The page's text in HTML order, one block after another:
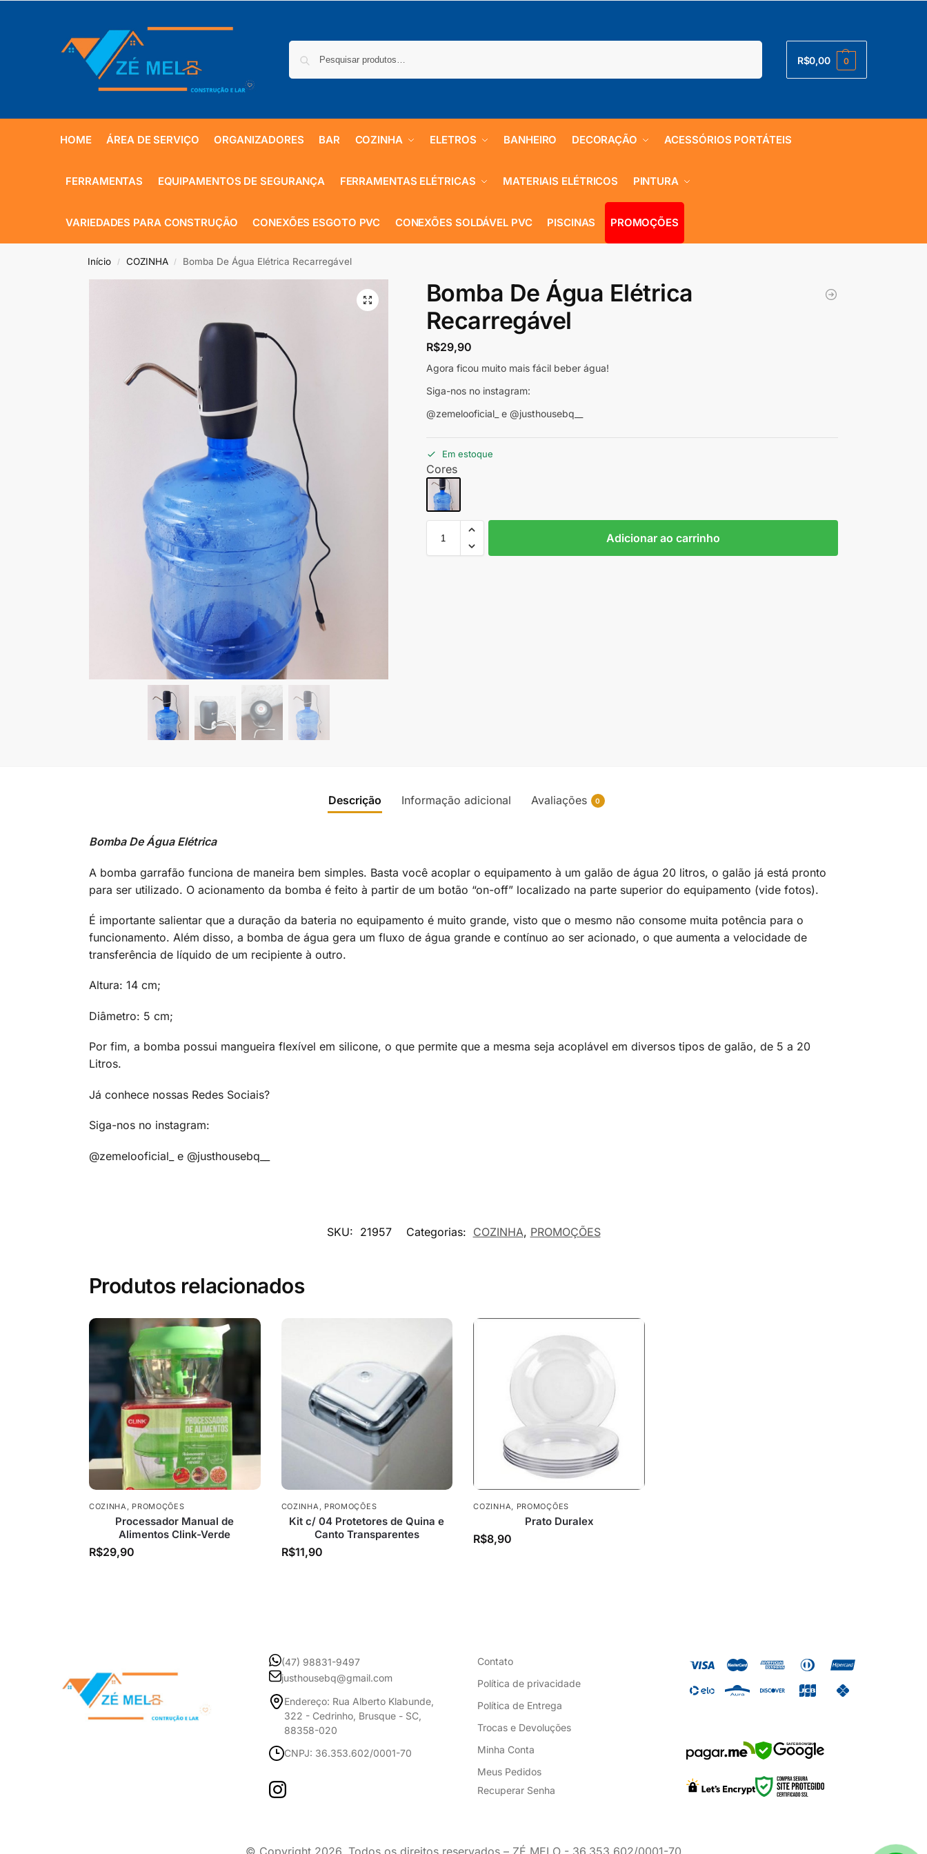
R$0,00 0
HOME ÁREA DE SERVIÇO ORGANIZADORES BAR COZINHA ELETROS BANHEIRO DECORAÇÃO ACESSÓRIOS PORTÁTEIS
FERRAMENTAS EQUIPAMENTOS DE SEGURANÇA FERRAMENTAS ELÉTRICAS MATERIAIS ELÉTRICOS PINTURA
VARIEDADES PARA CONSTRUÇÃO CONEXÕES ESGOTO PVC CONEXÕES SOLDÁVEL PVC PISCINAS PROMOÇÕES
Início / COZINHA / Bomba De Água Elétrica Recarregável
Bomba De Água Elétrica
Recarregável
R$29,90
Agora ficou muito mais fácil beber água!
Siga-nos no instagram:
@zemelooficial_ e @justhousebq__
Em estoque
Cores
Adicionar ao carrinho
Descrição Informação adicional Avaliações 0
Bomba De Água Elétrica
A bomba garrafão funciona de maneira bem simples. Basta você acoplar o equipamento à um galão de água 20 litros, o galão já está pronto
para ser utilizado. O acionamento da bomba é feito à partir de um botão “on-off” localizado na parte superior do equipamento (vide fotos).
É importante salientar que a duração da bateria no equipamento é muito grande, visto que o mesmo não consome muita potência para o
funcionamento. Além disso, a bomba de água gera um fluxo de água grande e contínuo ao ser acionado, o que aumenta a velocidade de
transferência de líquido de um recipiente à outro.
Altura: 14 cm;
Diâmetro: 5 cm;
Por fim, a bomba possui mangueira flexível em silicone, o que permite que a mesma seja acoplável em diversos tipos de galão, de 5 a 20
Litros.
Já conhece nossas Redes Sociais?
Siga-nos no instagram:
@zemelooficial_ e @justhousebq__
SKU: 21957 Categorias: COZINHA, PROMOÇÕES
Produtos relacionados
COZINHA PROMOÇÕES
Processador Manual de
Alimentos Clink-Verde
R$29,90
COZINHA PROMOÇÕES
Kit c/ 04 Protetores de Quina e
Canto Transparentes
R$11,90
COZINHA PROMOÇÕES
Prato Duralex
R$8,90
(47) 98831-9497
justhousebq@gmail.com
Endereço: Rua Alberto Klabunde,
322 - Cedrinho, Brusque - SC,
88358-020
CNPJ: 36.353.602/0001-70
Contato
Política de privacidade
Política de Entrega
Trocas e Devoluções
Minha Conta
Meus Pedidos
Recuperar Senha
SAFE BROWSING